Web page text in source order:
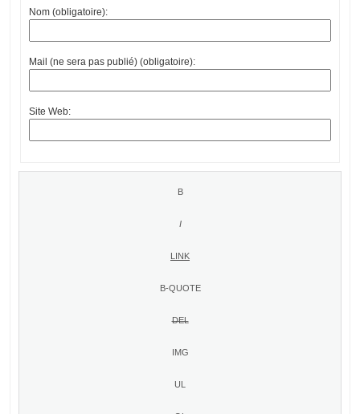
Nom (obligatoire):
Mail (ne sera pas publié) (obligatoire):
Site Web: